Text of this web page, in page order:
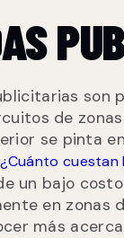
son
de
se pinta
¿Cuánto cuestan
un bajo
en zonas
más